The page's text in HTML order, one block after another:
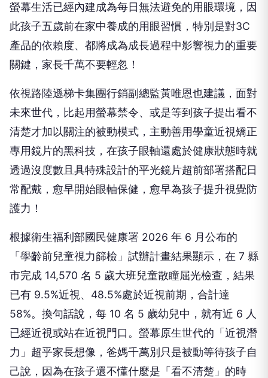
螢幕生活已經內建成為每日無法避免的用眼環境，因
此孩子五歲前在家中養成的用眼習慣，特別是對3C
產品的依賴度、都將成為成長過程中影響視力的重要
關鍵，家長千萬不要輕忽！
依視路陸遜梯卡集團行銷副總監黃唯恩也建議，面對
未來世代，比起用螢幕禁令、或是等到孩子提出看不
清楚才加以關注的被動模式，主動善用學童近視矯正
專用鏡片的黑科技，在孩子眼軸還處於健康狀態時就
透過沒度數且具特殊設計的平光鏡片超前部署搭配日
常配戴，愈早開始眼軸保健，愈早為孩子提升視覺防
護力！
根據衛生福利部國民健康署 2026 年 6 月公布的
「學齡前兒童視力篩檢」試辦計畫結果顯示，在 7 縣
市完成 14,570 名 5 歲大班兒童散瞳屈光檢查，結果
已有 9.5%近視、48.5%處於近視前期，合計達
58%。換句話說，每 10 名 5 歲幼兒中，就有近 6 人
已經近視或站在近視門口。螢幕原生世代的「近視潛
力」超乎家長想像，爸媽千萬別只是被動等待孩子自
己說，因為在孩子還不懂什麼是「看不清楚」的時